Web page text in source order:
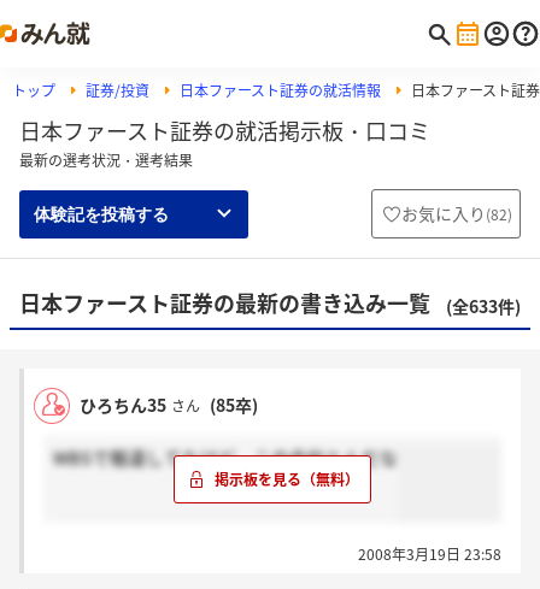
トップ 証券/投資 日本ファースト証券の就活情報 日本ファースト証
日本ファースト証券の就活掲示板・口コミ
最新の選考状況・選考結果
体験記を投稿する お気に入り (82)
日本ファースト証券の最新の書き込み一覧 (全633件)
ひろちん35 さん (85卒)
WBSで報道してたけど、この会社とんだな
2008年3月19日 23:58